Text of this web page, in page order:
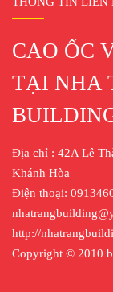
CAO ỐC
TẠI NHA
Địa chỉ : 42A Lê
Khánh Hòa
Điện thoại:
http://
Copyright © 2010